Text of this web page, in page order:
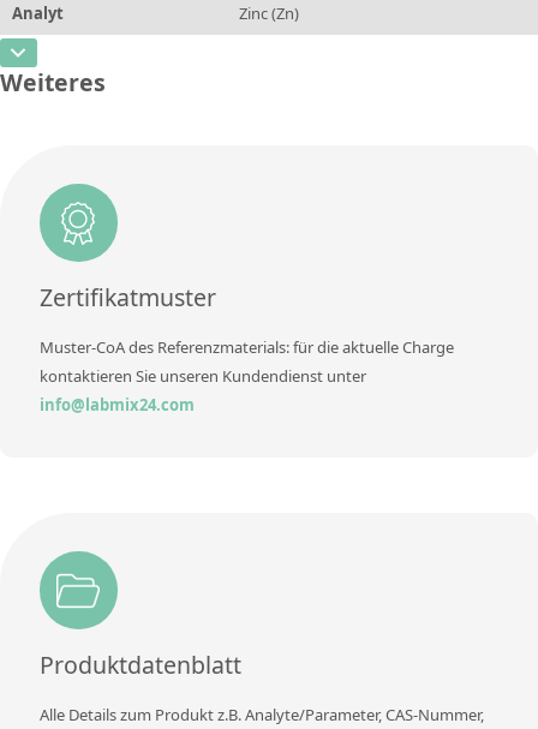
Zusätzliche Informationen
Methode
Konzentration 1,61
Einheit
Analyt Zinc (Zn)
CAS-Nummer
Zusätzliche Informationen
Methode
Weiteres
Zertifikatmuster
Muster-CoA des Referenzmaterials: für die aktuelle Charge
kontaktieren Sie unseren Kundendienst unter
info@labmix24.com
Produktdatenblatt
Alle Details zum Produkt z.B. Analyte/Parameter, CAS-Nummer,